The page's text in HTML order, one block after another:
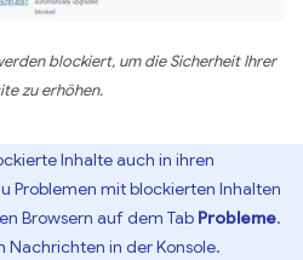
blockiert, um die Sicherheit Ihrer
zu erhöhen.
Inhalte auch in ihren
Problemen mit blockierten Inhalten
Browsern auf dem Tab Probleme.
in der Konsole.